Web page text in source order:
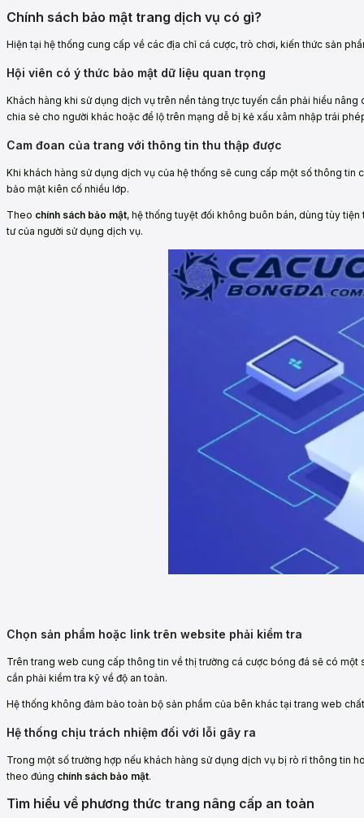
Chính sách bảo mật trang dịch vụ có gì?
Hiện tại hệ thống cung cấp về các địa chỉ cá cược, trò chơi, kiến thức sản
Hội viên có ý thức bảo mật dữ liệu quan trọng
Khách hàng khi sử dụng dịch vụ trên nền tảng trực tuyến cần phải hiểu
chia sẻ cho người khác hoặc để lộ trên mạng dễ bị kẻ xấu xâm nhập trái
Cam đoan của trang với thông tin thu thập được
Khi khách hàng sử dụng dịch vụ của hệ thống sẽ cung cấp một số thông
bảo mật kiên cố nhiều lớp.
Theo chính sách bảo mật, hệ thống tuyệt đối không buôn bán, dùng tùy
tư của người sử dụng dịch vụ.
Chọn sản phẩm hoặc link trên website phải kiểm tra
Trên trang web cung cấp thông tin về thị trường cá cược bóng đá sẽ có
cần phải kiểm tra kỹ về độ an toàn.
Hệ thống không đảm bảo toàn bộ sản phẩm của bên khác tại trang web
Hệ thống chịu trách nhiệm đối với lỗi gây ra
Trong một số trường hợp nếu khách hàng sử dụng dịch vụ bị rò rỉ thông tin
theo đúng chính sách bảo mật.
Tìm hiểu về phương thức trang nâng cấp an toàn